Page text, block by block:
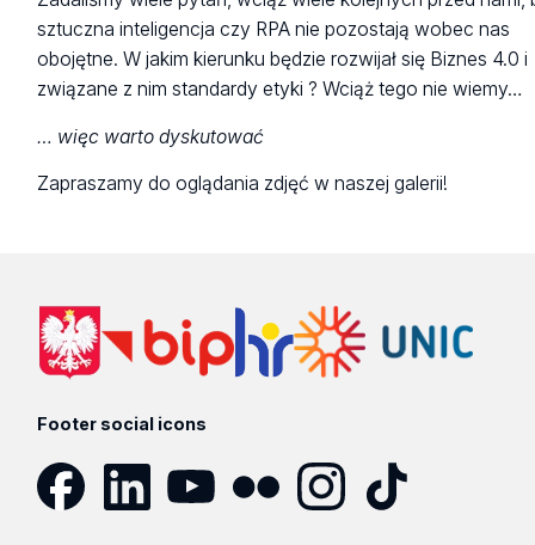
sztuczna inteligencja czy RPA nie pozostają wobec nas
obojętne. W jakim kierunku będzie rozwijał się Biznes 4.0 i
związane z nim standardy etyki ? Wciąż tego nie wiemy…
… więc warto dyskutować
Zapraszamy do oglądania zdjęć w naszej galerii!
Footer social icons